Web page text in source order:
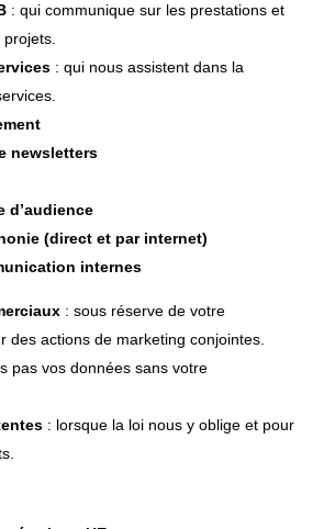
: qui communique sur les prestations et
: qui nous assistent dans la
newsletters
d’audience
(direct et par internet)
internes
: sous réserve de votre
des actions de marketing conjointes.
pas vos données sans votre
: lorsque la loi nous y oblige et pour